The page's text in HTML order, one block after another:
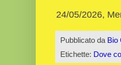
24/05/2026,
Pubblicato da Bio
Etichette: Dove